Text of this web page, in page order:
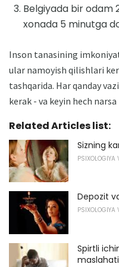
Belgiyada bir odam
xonada 5 minutga
Inson tanasining
ular namoyish qilishlari
tashqarida. Har qanday
kerak - va keyin hech
Related Articles list:
Sizning
PSIXOLOGIYA
Depozit
PSIXOLOGIYA
Spirtli
maslahati